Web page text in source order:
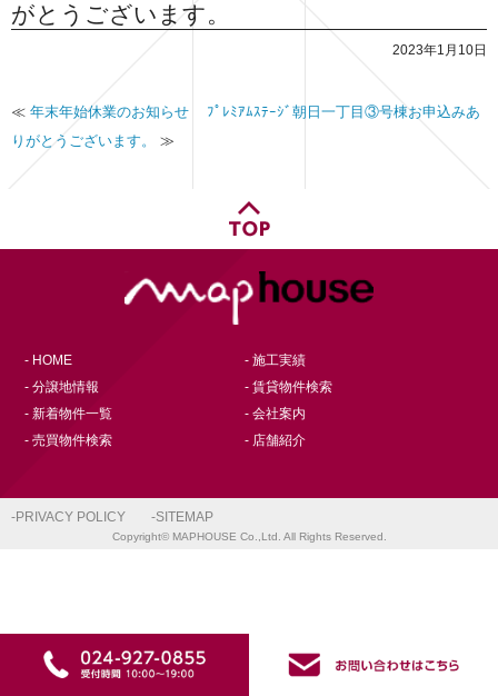
がとうございます。
2023年1月10日
≪ 年末年始休業のお知らせ
ﾌﾟﾚﾐｱﾑｽﾃｰｼﾞ朝日一丁目③号棟お申込みあ
りがとうございます。
≫
- HOME
- 施工実績
- 分譲地情報
- 賃貸物件検索
- 新着物件一覧
- 会社案内
- 売買物件検索
- 店舗紹介
-PRIVACY POLICY -SITEMAP
Copyright© MAPHOUSE Co.,Ltd. All Rights Reserved.